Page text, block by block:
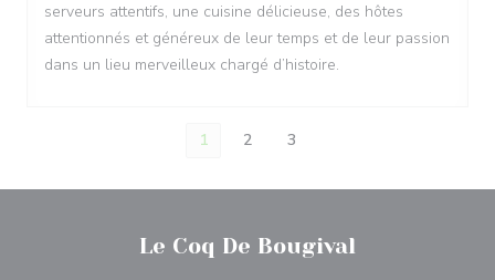
serveurs attentifs, une cuisine délicieuse, des hôtes
attentionnés et généreux de leur temps et de leur passion
dans un lieu merveilleux chargé d’histoire.
1 2 3
Le Coq De Bougival